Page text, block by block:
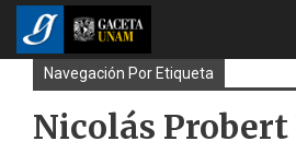
Navegación Por Etiqueta
Nicolás Probert